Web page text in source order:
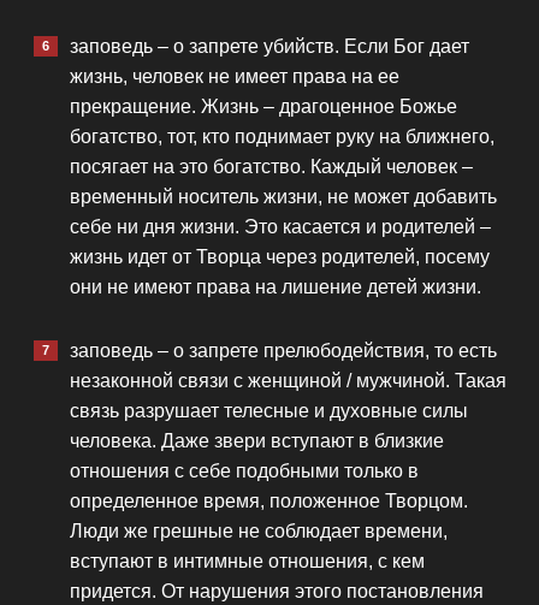
заповедь – о запрете убийств. Если Бог дает
жизнь, человек не имеет права на ее
прекращение. Жизнь – драгоценное Божье
богатство, тот, кто поднимает руку на ближнего,
посягает на это богатство. Каждый человек –
временный носитель жизни, не может добавить
себе ни дня жизни. Это касается и родителей –
жизнь идет от Творца через родителей, посему
они не имеют права на лишение детей жизни.
заповедь – о запрете прелюбодействия, то есть
незаконной связи с женщиной / мужчиной. Такая
связь разрушает телесные и духовные силы
человека. Даже звери вступают в близкие
отношения с себе подобными только в
определенное время, положенное Творцом.
Люди же грешные не соблюдает времени,
вступают в интимные отношения, с кем
придется. От нарушения этого постановления